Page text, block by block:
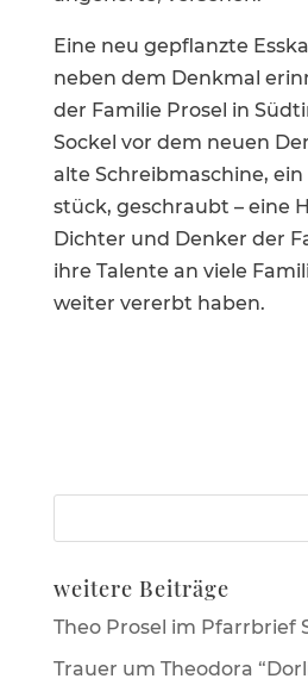
Eine neu gepflanzte
neben dem Denkmal
der Familie Prosel in
Sockel vor dem neuen
alte Schreib­ma­schine,
stück, geschraubt – eine
Dichter und Denker der
ihre Talente an viele
weiter vererbt haben.
weitere Beiträge
Theo Prosel im Pfarrbrief
Trauer um Theodora